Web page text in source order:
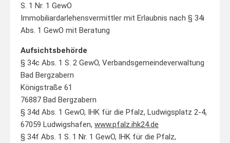
S. 1 Nr. 1 GewO
Immobiliardarlehensvermittler mit Erlaubnis nach § 34i
Abs. 1 GewO mit Beratung
Aufsichtsbehörde
§ 34c Abs. 1 S. 2 GewO, Verbandsgemeindeverwaltung
Bad Bergzabern
Königstraße 61
76887 Bad Bergzabern
§ 34d Abs. 1 GewO, IHK für die Pfalz, Ludwigsplatz 2-4,
67059 Ludwigshafen, www.pfalz.ihk24.de
§ 34f Abs. 1 S. 1 Nr. 1 GewO, IHK für die Pfalz,